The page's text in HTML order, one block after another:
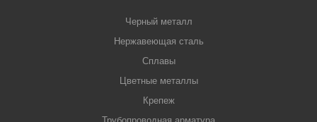
Черный металл
Нержавеющая сталь
Сплавы
Цветные металлы
Крепеж